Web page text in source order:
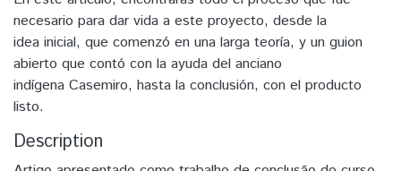
necesario para dar vida a este proyecto, desde la
idea inicial, que comenzó en una larga teoría, y un guion
abierto que contó con la ayuda del anciano
indígena Casemiro, hasta la conclusión, con el producto
listo.
Description